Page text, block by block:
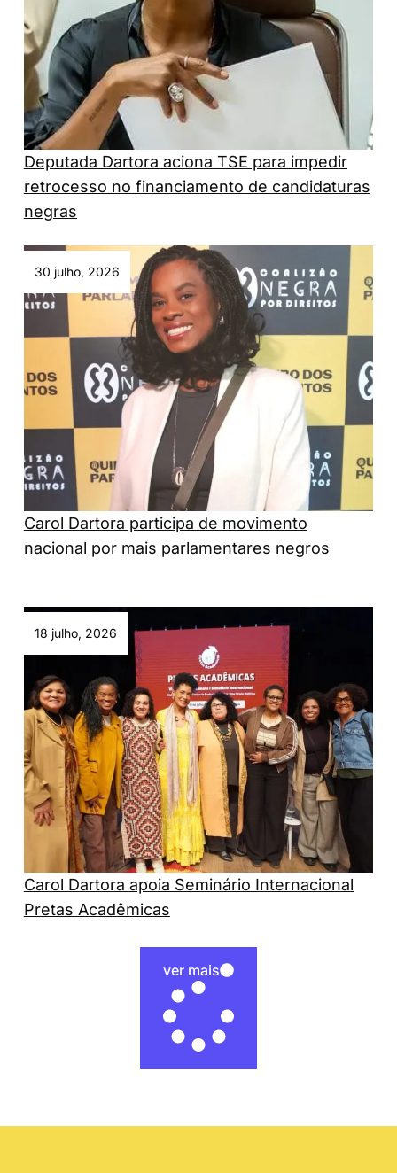
Deputada Dartora aciona TSE para impedir
retrocesso no financiamento de candidaturas
negras
30 julho, 2026
Carol Dartora participa de movimento
nacional por mais parlamentares negros
18 julho, 2026
Carol Dartora apoia Seminário Internacional
Pretas Acadêmicas
ver mais